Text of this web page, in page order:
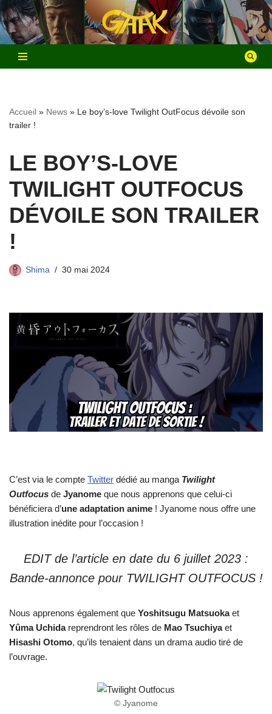
Aller
au
contenu
Accueil » News » Le boy’s-love Twilight OutFocus dévoile son
trailer !
LE BOY’S-LOVE
TWILIGHT OUTFOCUS
DÉVOILE SON TRAILER
!
Shima 30 mai 2024
C’est via le compte Twitter dédié au manga Twilight
Outfocus de Jyanome que nous apprenons que celui-ci
bénéficiera d’une adaptation anime ! Jyanome nous offre une
illustration inédite pour l’occasion !
EDIT de l’article en date du 6 juillet 2023 :
Bande-annonce pour TWILIGHT OUTFOCUS !
Nous apprenons également que Yoshitsugu Matsuokaet
Yûma Uchidareprendront les rôles de Mao Tsuchiyaet
Hisashi Otomo, qu’ils tenaient dans un drama audio tiré de
l’ouvrage.
© Jyanome